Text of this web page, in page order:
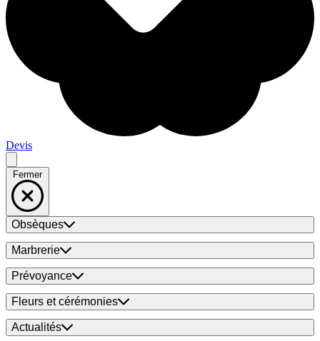
Devis
Fermer
Obsèques
Marbrerie
Prévoyance
Fleurs et cérémonies
Actualités